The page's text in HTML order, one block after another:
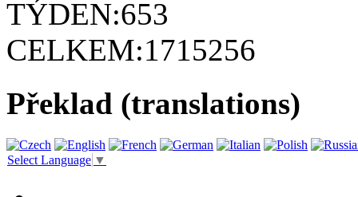
TÝDEN:653
CELKEM:1715256
Překlad (translations)
Select Language ▼